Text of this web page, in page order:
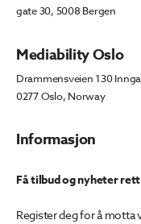
Informasjon
gate 30, 5008 Bergen
Mediability Oslo
Drammensveien 130
0277 Oslo, Norway
Få tilbud og nyheter
Register deg for å